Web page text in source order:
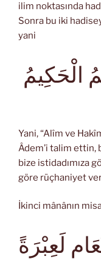
ilim noktasında
Sonra bu iki
yani
Yani, “Alîm ve
Âdem’i talim ettin,
bize istidadımıza
göre rüçhaniyet
İkinci mânânın
لَعِبْرَةً